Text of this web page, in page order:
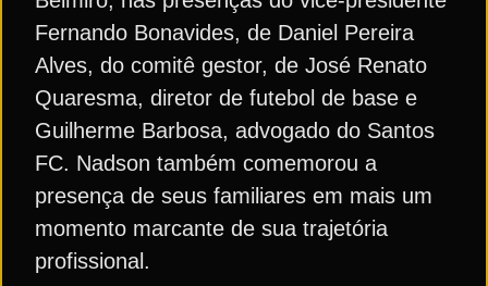
Fernando Bonavides, de Daniel Pereira
Alves, do comitê gestor, de José Renato
Quaresma, diretor de futebol de base e
Guilherme Barbosa, advogado do Santos
FC. Nadson também comemorou a
presença de seus familiares em mais um
momento marcante de sua trajetória
profissional.